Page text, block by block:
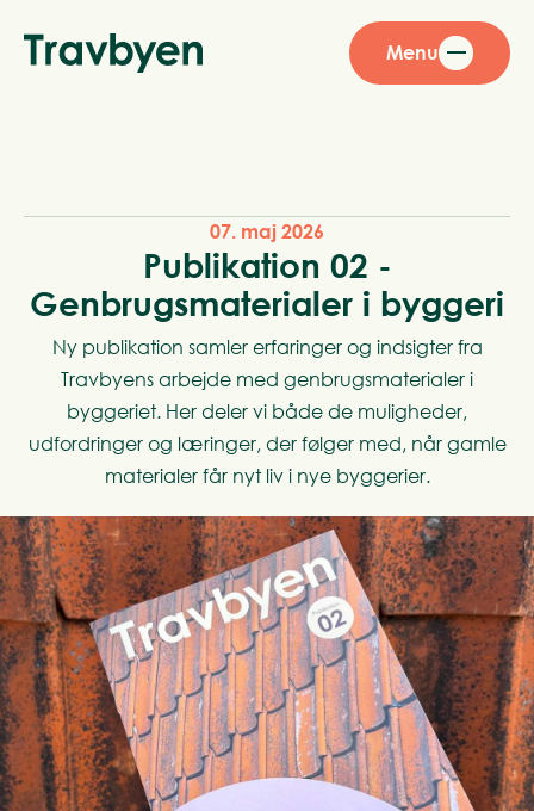
Menu
07. maj 2026
Publikation 02 -
Genbrugsmaterialer i byggeri
Ny publikation samler erfaringer og indsigter fra
Travbyens arbejde med genbrugsmaterialer i
byggeriet. Her deler vi både de muligheder,
udfordringer og læringer, der følger med, når gamle
materialer får nyt liv i nye byggerier.